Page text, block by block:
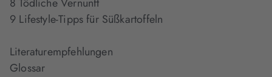
9 Lifestyle-Tipps für Süßkartoffeln
Literaturempfehlungen
Glossar